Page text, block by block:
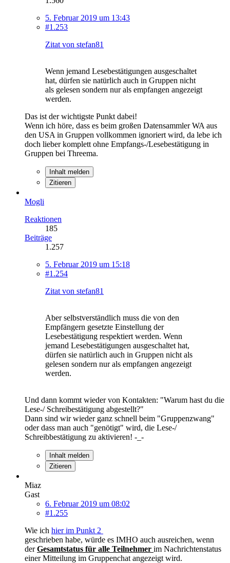
5. Februar 2019 um 13:43
#1.253
Zitat von stefan81
Wenn jemand Lesebestätigungen ausgeschaltet
hat, dürfen sie natürlich auch in Gruppen nicht
als gelesen sondern nur als empfangen angezeigt
werden.
Das ist der wichtigste Punkt dabei!
Wenn ich höre, dass es beim großen Datensammler WA aus
den USA in Gruppen vollkommen ignoriert wird, da lebe ich
doch lieber komplett ohne Empfangs-/Lesebestätigung in
Gruppen bei Threema.
Inhalt melden
Zitieren
Mogli
Reaktionen
185
Beiträge
1.257
5. Februar 2019 um 15:18
#1.254
Zitat von stefan81
Aber selbstverständlich muss die von den
Empfängern gesetzte Einstellung der
Lesebestätigung respektiert werden. Wenn
jemand Lesebestätigungen ausgeschaltet hat,
dürfen sie natürlich auch in Gruppen nicht als
gelesen sondern nur als empfangen angezeigt
werden.
Und dann kommt wieder von Kontakten: "Warum hast du die
Lese-/ Schreibestätigung abgestellt?"
Dann sind wir wieder ganz schnell beim "Gruppenzwang"
oder dass man auch "genötigt" wird, die Lese-/
Schreibbestätigung zu aktivieren! -_-
Inhalt melden
Zitieren
Miaz
Gast
6. Februar 2019 um 08:02
#1.255
Wie ich hier im Punkt 2
geschrieben habe, würde es IMHO auch ausreichen, wenn
derGesamtstatus für alle Teilnehmer im Nachrichtenstatus
einer Mitteilung im Gruppenchat angezeigt wird.